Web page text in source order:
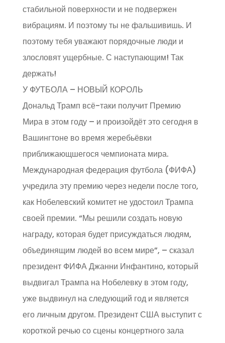
стабильной поверхности и не подвержен
вибрациям. И поэтому ты не фальшивишь. И
поэтому тебя уважают порядочные люди и
злословят ущербные. С наступающим! Так
держать!
У ФУТБОЛА – НОВЫЙ КОРОЛЬ
Дональд Трамп всё-таки получит Премию
Мира в этом году – и произойдёт это сегодня в
Вашингтоне во время жеребьёвки
приближающшегося чемпионата мира.
Международная федерация футбола (ФИФА)
учредила эту премию через недели после того,
как Нобелевский комитет не удостоил Трампа
своей премии. “Мы решили создать новую
награду, которая будет присуждаться людям,
объединящим людей во всем мире”, – сказал
президент ФИФА Джанни Инфантино, который
выдвигал Трампа на Нобелевку в этом году,
уже выдвинул на следующий год и является
его личным другом. Президент США выступит с
короткой речью со сцены концертного зала